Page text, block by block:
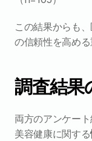
この結果からも
の信頼性を高め
調査結果
両方のアンケー
美容健康に関する